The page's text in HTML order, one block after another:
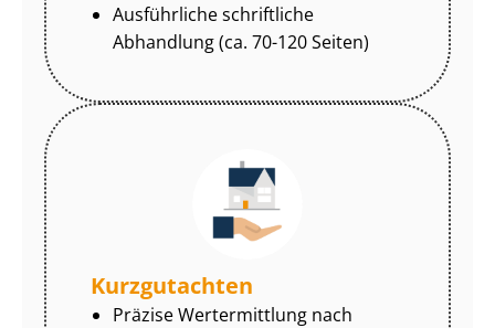
Ausführliche schriftliche
Abhandlung (ca. 70-120 Seiten)
Kurzgutachten
Präzise Wertermittlung nach